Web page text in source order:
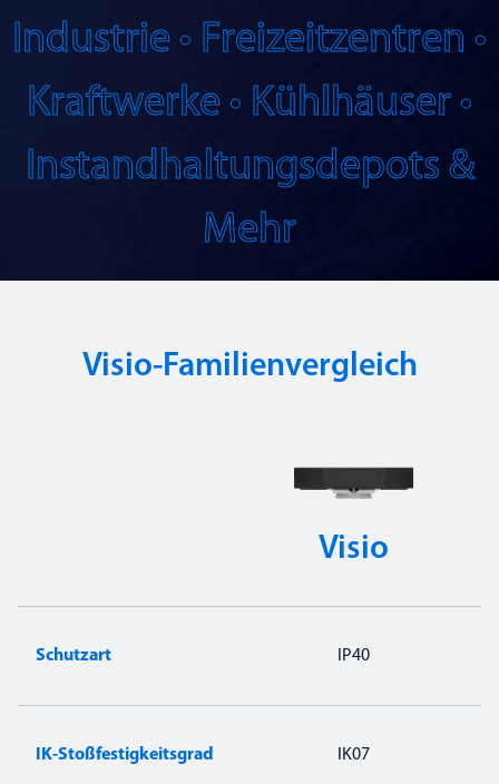
Industrie • Freizeitzentren •
Kraftwerke • Kühlhäuser •
Instandhaltungsdepots &
Mehr
Visio-Familienvergleich
Visio
Schutzart IP40
IK-Stoßfestigkeitsgrad IK07